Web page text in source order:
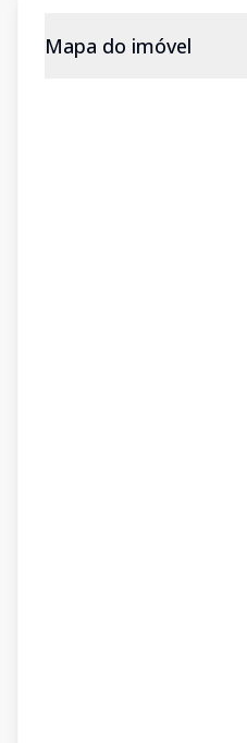
Mapa do imóvel